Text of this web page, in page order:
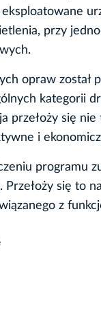
przy
opraw został
kategorii
przełoży się
i
programu
Przełoży się to
z